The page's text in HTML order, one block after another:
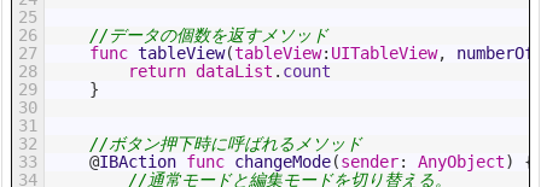
25
26
27
28
29
30
31
32
33
34
//データの個数を返すメソッド
func tableView(tableView: UITableView,
return dataList . count
}
//ボタン押下時に呼ばれるメソッド
@IBAction func changeMode(sender: AnyObject)
{
//通常モードと編集モードを切り替える。